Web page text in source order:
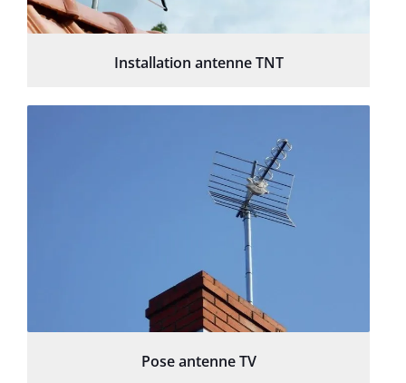
Installation antenne TNT
Pose antenne TV